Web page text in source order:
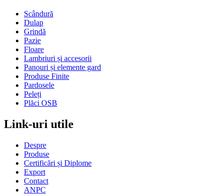
Scândură
Dulap
Grindă
Pazie
Floare
Lambriuri și accesorii
Panouri și elemente gard
Produse Finite
Pardosele
Peleți
Plăci OSB
Link-uri utile
Despre
Produse
Certificări și Diplome
Export
Contact
ANPC